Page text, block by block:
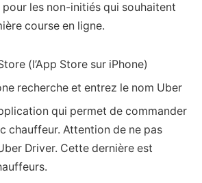
les non-initiés qui souhaitent
course en ligne.
(l’App Store sur iPhone)
recherche et entrez le nom Uber
qui permet de commander
chauffeur. Attention de ne pas
Driver. Cette dernière est